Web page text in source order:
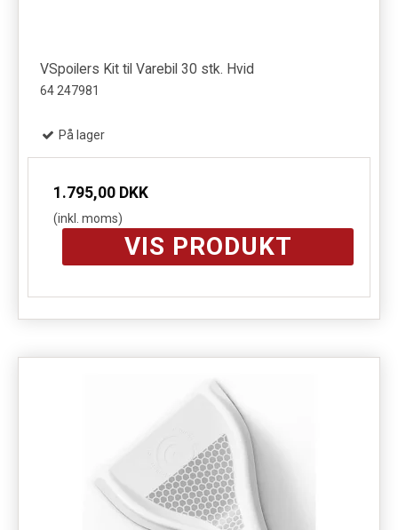
VSpoilers Kit til Varebil 30 stk. Hvid
64 247981
På lager
1.795,00 DKK
(inkl. moms)
VIS PRODUKT